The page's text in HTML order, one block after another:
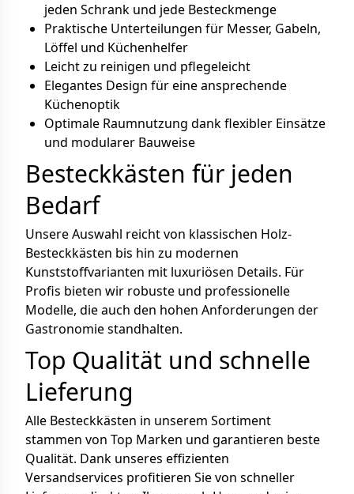
jeden Schrank und jede Besteckmenge
Praktische Unterteilungen für Messer, Gabeln,
Löffel und Küchenhelfer
Leicht zu reinigen und pflegeleicht
Elegantes Design für eine ansprechende
Küchenoptik
Optimale Raumnutzung dank flexibler Einsätze
und modularer Bauweise
Besteckkästen für jeden
Bedarf
Unsere Auswahl reicht von klassischen Holz-
Besteckkästen bis hin zu modernen
Kunststoffvarianten mit luxuriösen Details. Für
Profis bieten wir robuste und professionelle
Modelle, die auch den hohen Anforderungen der
Gastronomie standhalten.
Top Qualität und schnelle
Lieferung
Alle Besteckkästen in unserem Sortiment
stammen von Top Marken und garantieren beste
Qualität. Dank unseres effizienten
Versandservices profitieren Sie von schneller